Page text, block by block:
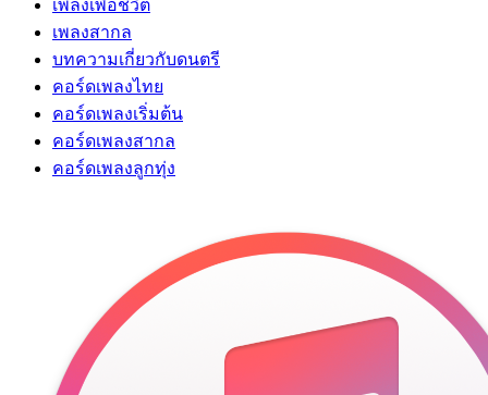
เพลงเพื่อชีวิต
เพลงสากล
บทความเกี่ยวกับดนตรี
คอร์ดเพลงไทย
คอร์ดเพลงเริ่มต้น
คอร์ดเพลงสากล
คอร์ดเพลงลูกทุ่ง